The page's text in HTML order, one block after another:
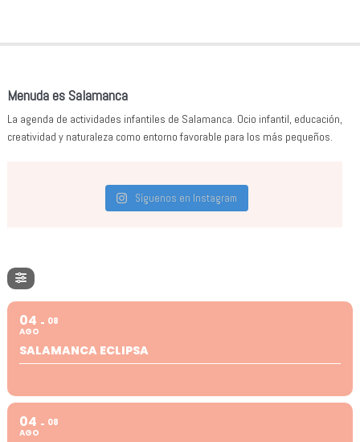
Menuda es Salamanca
La agenda de actividades infantiles de Salamanca. Ocio infantil, educación,
creatividad y naturaleza como entorno favorable para los más pequeños.
Síguenos en Instagram
04
AGO
08
SALAMANCA ECLIPSA
04
AGO
08